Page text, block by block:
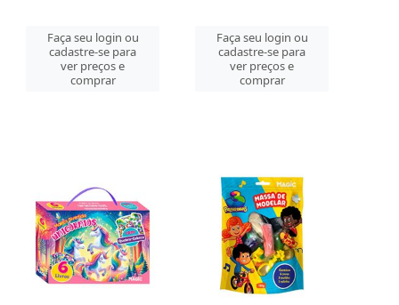
Faça seu login ou
cadastre-se para
ver preços e
comprar
Faça seu login ou
cadastre-se para
ver preços e
comprar